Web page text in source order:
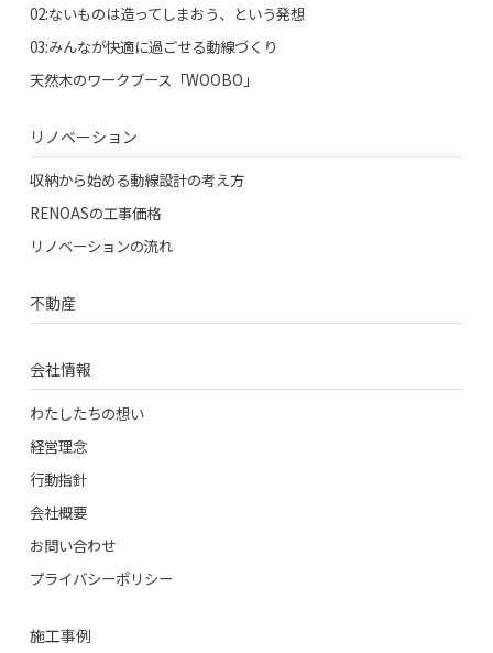
02:ないものは造ってしまおう、という発想
03:みんなが快適に過ごせる動線づくり
天然木のワークブース「WOOBO」
リノベーション
収納から始める動線設計の考え方
RENOASの工事価格
リノベーションの流れ
不動産
会社情報
わたしたちの想い
経営理念
行動指針
会社概要
お問い合わせ
プライバシーポリシー
施工事例